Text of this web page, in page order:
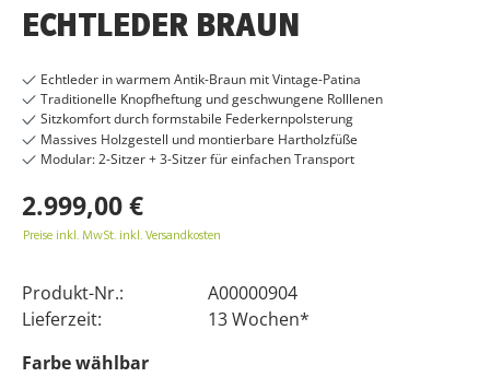
ECHTLEDER BRAUN
Echtleder in warmem Antik-Braun mit Vintage-Patina
Traditionelle Knopfheftung und geschwungene Rolllenen
Sitzkomfort durch formstabile Federkernpolsterung
Massives Holzgestell und montierbare Hartholzfüße
Modular: 2-Sitzer + 3-Sitzer für einfachen Transport
2.999,00 €
Preise inkl. MwSt. inkl. Versandkosten
Produkt-Nr.:
A00000904
Lieferzeit:
13 Wochen*
Farbe wählbar